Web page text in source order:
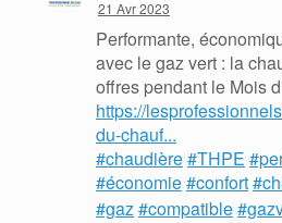
21 Avr 2023
Performante,
avec le gaz vert : la
offres pendant le Mois
https://
du-chauf...
#chaudière#THPE
#économie#confort
#gaz#compatible